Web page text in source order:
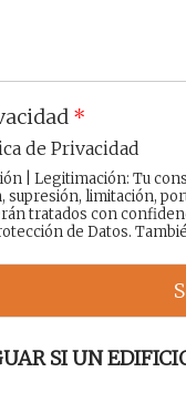
*
de Privacidad
| Legitimación: Tu
supresión, limitación,
tratados con
de Datos.
SI UN